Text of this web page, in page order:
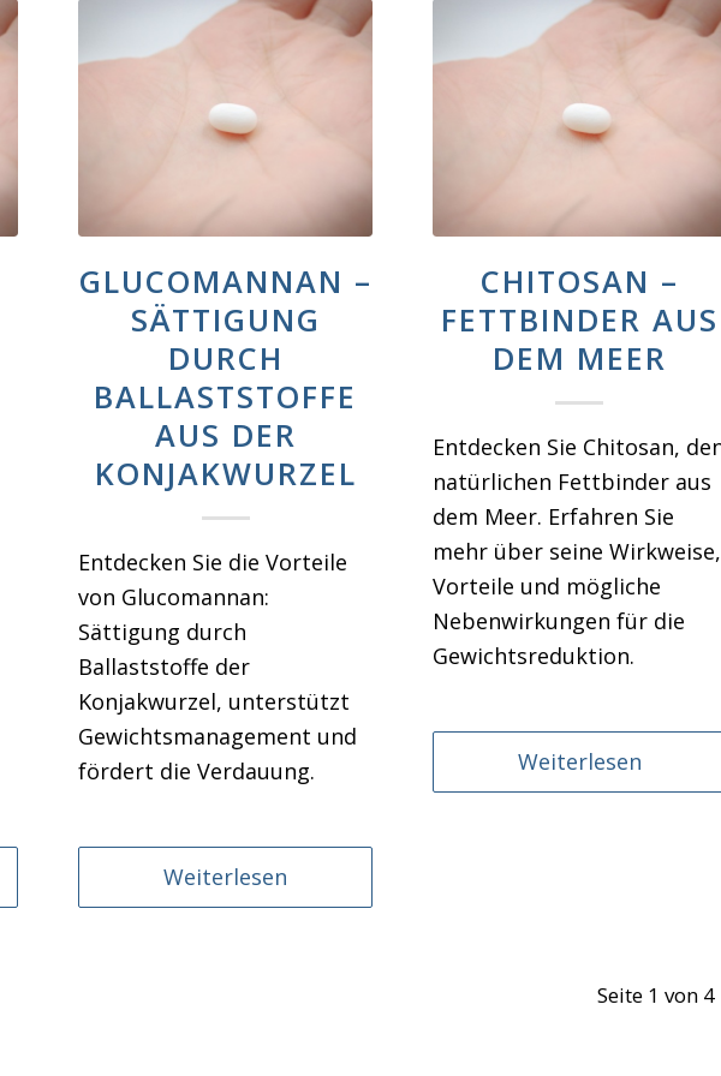
GLUCOMANNAN –
SÄTTIGUNG
DURCH
BALLASTSTOFFE
AUS DER
KONJAKWURZEL
Entdecken Sie die Vorteile
von Glucomannan:
Sättigung durch
Ballaststoffe der
Konjakwurzel, unterstützt
Gewichtsmanagement und
fördert die Verdauung.
Weiterlesen
CHITOSAN –
FETTBINDER AUS
DEM MEER
Entdecken Sie Chitosan,
natürlichen Fettbinder aus
dem Meer. Erfahren Sie
mehr über seine Wirkweise,
Vorteile und mögliche
Nebenwirkungen für die
Gewichtsreduktion.
Weiterlesen
Seite 1 von 4